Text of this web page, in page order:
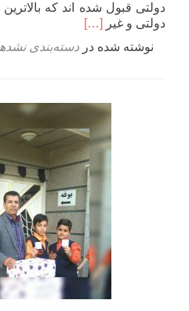
دولتی قبول شده اند که
دولتی و غیر
اطلاعت
دربارهپذیرفته
نمونه
وتیزهوشان
[…]
نوشته شده در دسته‌بندی نشده